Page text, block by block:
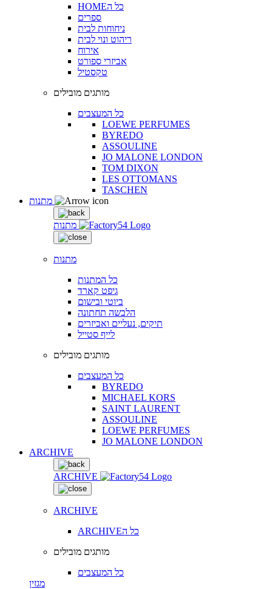
HOMEכל ה
ספרים
ניחוחות לבית
ריהוט ונוי לבית
אירוח
אביזרי ספורט
טקסטיל
מותגים מובילים
כל המעצבים
LOEWE PERFUMES
BYREDO
ASSOULINE
JO MALONE LONDON
TOM DIXON
LES OTTOMANS
TASCHEN
מתנות
מתנות
כל המתנות
גיפט קארד
ביוטי ובישום
הלבשה תחתונה
תיקים, נעליים ואביזרים
לייף סטייל
מותגים מובילים
כל המעצבים
BYREDO
MICHAEL KORS
SAINT LAURENT
ASSOULINE
LOEWE PERFUMES
JO MALONE LONDON
ARCHIVE
ARCHIVE
ARCHIVE
ARCHIVEכל ה
מותגים מובילים
כל המעצבים
מגזין